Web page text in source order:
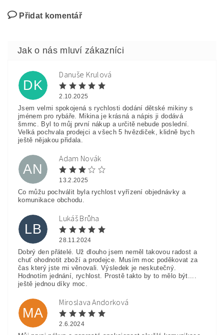
Přidat komentář
DK
Danuše Krulová
2.10.2025
Jsem velmi spokojená s rychlosti dodání dětské mikiny s
jménem pro rybáře. Mikina je krásná a nápis ji dodává
šmrnc. Byl to můj první nákup a určitě nebude poslední.
Velká pochvala prodejci a všech 5 hvězdiček, klidně bych
ještě nějakou přidala.
AN
Adam Novák
13.2.2025
Co můžu pochválit byla rychlost vyřízení objednávky a
komunikace obchodu.
LB
Lukáš Brůha
28.11.2024
Dobrý den přátelé. Už dlouho jsem neměl takovou radost a
chuť ohodnotit zboží a prodejce. Musím moc poděkovat za
čas který jste mi věnovali. Výsledek je neskutečný.
Hodnotím jednání, rychlost. Prostě takto by to mělo být....
ještě jednou díky moc.
MA
Miroslava Andorková
2.6.2024